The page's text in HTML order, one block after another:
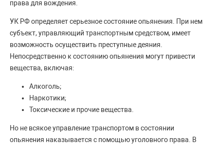
права для вождения.
УК РФ определяет серьезное состояние опьянения. При нем
субъект, управляющий транспортным средством, имеет
возможность осуществить преступные деяния.
Непосредственно к состоянию опьянения могут привести
вещества, включая:
Алкоголь;
Наркотики;
Токсические и прочие вещества.
Но не всякое управление транспортом в состоянии
опьянения наказывается с помощью уголовного права. В